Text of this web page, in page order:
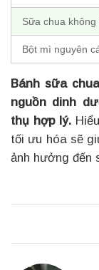
Sữa chua
Bột mì nguyên
Bánh sữa
nguồn dinh
thụ hợp lý.
tối ưu hóa sẽ
ảnh hưởng đến